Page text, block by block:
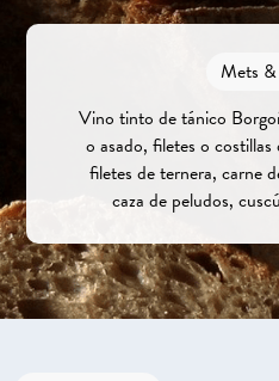
Mets
Vino tinto de tánico
o asado, filetes o
filetes de ternera, carne
caza de peludos,